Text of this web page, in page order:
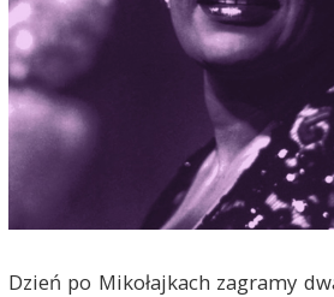
Dzień po Mikołajkach zagramy